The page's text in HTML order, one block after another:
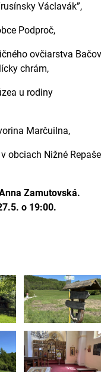
Václavák”,
Podproč,
ovčiarstva
chrám,
u rodiny
Marčuilna,
obciach Nižné
Zamutovská.
o 19:00.